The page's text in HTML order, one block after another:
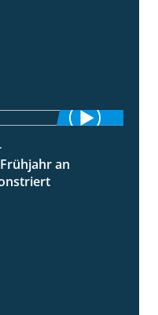
an